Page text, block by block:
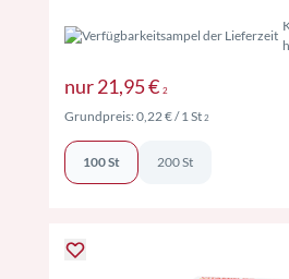
nur21,95 € 2Preise inkl.
Grundpreis:0,22 €/ 1 St 2Preise inkl.
100 St 200 St